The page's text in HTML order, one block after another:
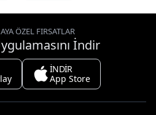
ÖZEL FIRSATLAR
İndir
İNDİR
App Store